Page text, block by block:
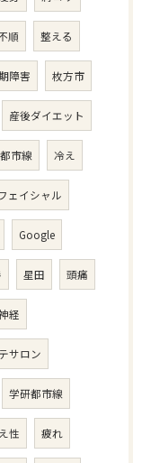
順 整える
障害 枚方市
産後ダイエット
市線 冷え
ェイシャル
Google
星田 頭痛
経
サロン
学研都市線
性 疲れ